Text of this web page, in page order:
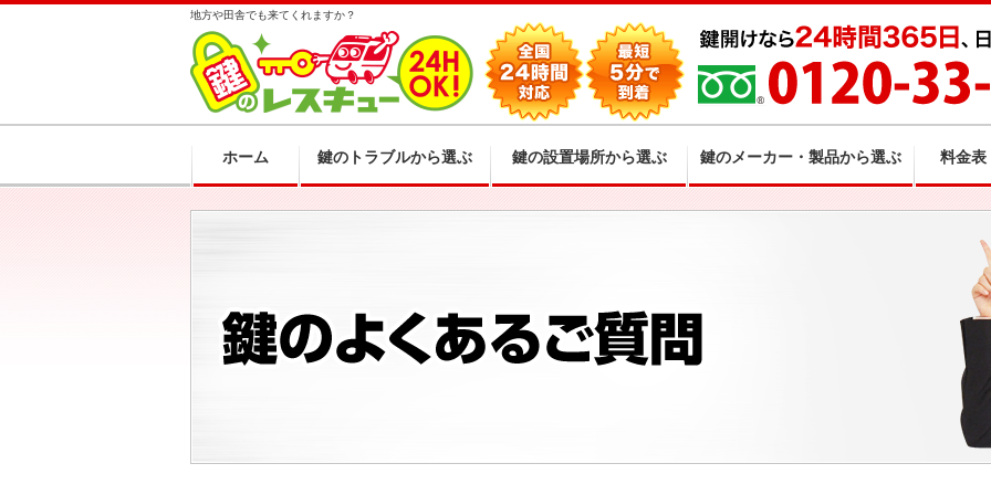
地方や田舎でも来てくれますか？
ホーム 鍵のトラブルから選ぶ 鍵の設置場所から選ぶ 鍵のメーカー・製品から選ぶ 料金表